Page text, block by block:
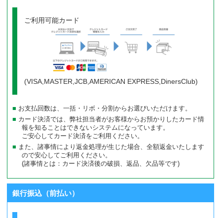
ご利用可能カード
(VISA,MASTER,JCB,AMERICAN EXPRESS,DinersClub)
お支払回数は、一括・リボ・分割からお選びいただけます。
カード決済では、弊社担当者がお客様からお預かりしたカード情
報を知ることはできないシステムになっています。
ご安心してカード決済をご利用ください。
また、諸事情により返金処理が生じた場合、全額返金いたします
ので安心してご利用ください。
(諸事情とは：カード決済後の破損、返品、欠品等です)
銀行振込（前払い）